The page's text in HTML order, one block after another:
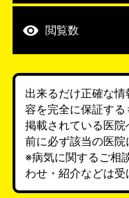
閲覧数
出来るだけ正確な
容を完全に保証する
掲載されている医
前に必ず該当の医院
※病気に関するご相
わせ・紹介などは受